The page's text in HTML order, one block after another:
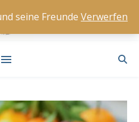
seine Freunde Verwerfen